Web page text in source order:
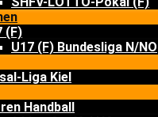
(F)
U17 (F) Bundesliga N/NO
Liga Kiel
Handball